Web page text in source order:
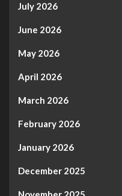
July 2026
June 2026
May 2026
April 2026
March 2026
February 2026
January 2026
December 2025